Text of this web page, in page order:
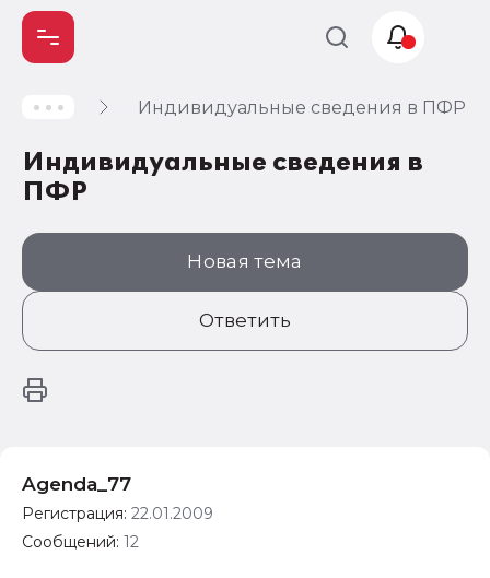
Индивидуальные сведения в ПФР
Индивидуальные сведения в
ПФР
Новая тема
Ответить
Agenda_77
Регистрация: 22.01.2009
Сообщений: 12
Учет и
Автоматизация